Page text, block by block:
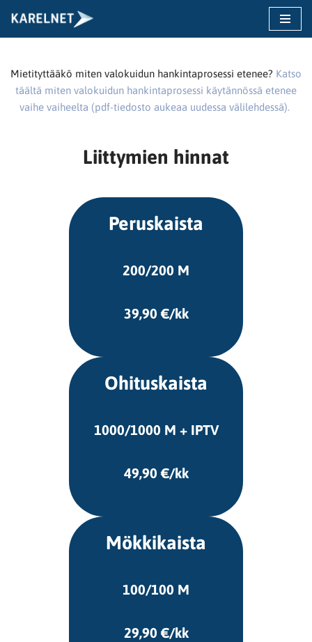
Siirry
sisältöön
Mietityttääkö miten valokuidun hankintaprosessi etenee? Katso
täältä miten valokuidun hankintaprosessi käytännössä etenee
vaihe vaiheelta (pdf-tiedosto aukeaa uudessa välilehdessä).
Liittymien hinnat
Peruskaista
200/200 M
39,90 €/kk
Ohituskaista
1000/1000 M + IPTV
49,90 €/kk
Mökkikaista
100/100 M
29,90 €/kk